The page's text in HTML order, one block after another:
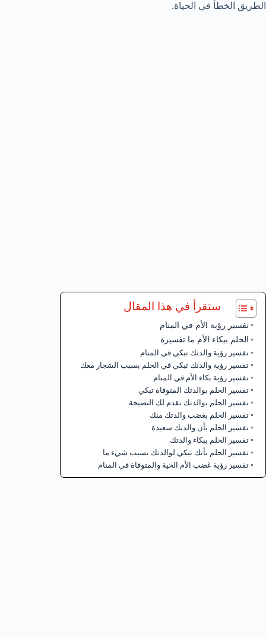
الطريق الخطأ في الحياة.
ستقرأ في هذا المقال
تفسير رؤية الأم في المنام
الحلم ببكاء الأم ما تفسيره
تفسير رؤية والدتك تبكي في المنام
تفسير رؤية والدتك تبكي في الحلم بسبب الشجار معك
تفسير رؤية بكاء الأم في المنام
تفسير الحلم بوالدتك المتوفاة تبكي
تفسير الحلم بوالدتك تقدم لك النصيحة
تفسير الحلم بغضب والدتك منك
تفسير الحلم بأن والدتك سعيدة
تفسير الحلم ببكاء والدتك
تفسير الحلم بأنك تبكي لوالدتك بسبب شيء ما
تفسير رؤية غضب الأم الحية والمتوفاة في المنام